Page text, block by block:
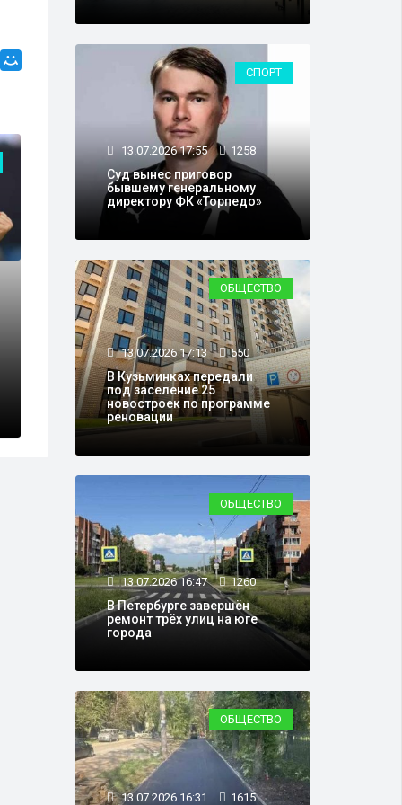
СПОРТ
накануне Кубка Америки
СПОРТ
13.07.2026 17:55 1258
Суд вынес приговор
бывшему генеральному
директору ФК «Торпедо»
ОБЩЕСТВО
13.07.2026 17:13 550
В Кузьминках передали
под заселение 25
новостроек по программе
реновации
ОБЩЕСТВО
13.07.2026 16:47 1260
В Петербурге завершён
ремонт трёх улиц на юге
города
ОБЩЕСТВО
13.07.2026 16:31 1615